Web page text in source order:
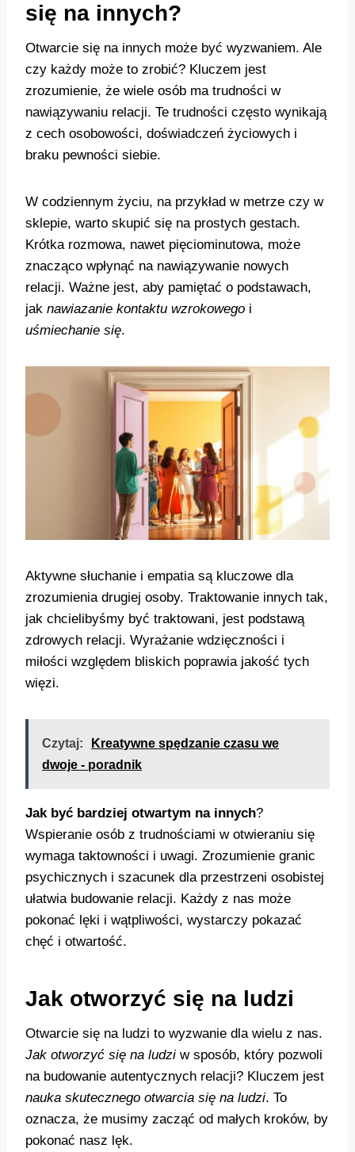
się na innych?
Otwarcie się na innych może być wyzwaniem. Ale
czy każdy może to zrobić? Kluczem jest
zrozumienie, że wiele osób ma trudności w
nawiązywaniu relacji. Te trudności często wynikają
z cech osobowości, doświadczeń życiowych i
braku pewności siebie.
W codziennym życiu, na przykład w metrze czy w
sklepie, warto skupić się na prostych gestach.
Krótka rozmowa, nawet pięciominutowa, może
znacząco wpłynąć na nawiązywanie nowych
relacji. Ważne jest, aby pamiętać o podstawach,
jak nawiazanie kontaktu wzrokowego i
uśmiechanie się.
Aktywne słuchanie i empatia są kluczowe dla
zrozumienia drugiej osoby. Traktowanie innych tak,
jak chcielibyśmy być traktowani, jest podstawą
zdrowych relacji. Wyrażanie wdzięczności i
miłości względem bliskich poprawia jakość tych
więzi.
Czytaj:
Kreatywne spędzanie czasu we
dwoje - poradnik
Jak być bardziej otwartym na innych?
Wspieranie osób z trudnościami w otwieraniu się
wymaga taktowności i uwagi. Zrozumienie granic
psychicznych i szacunek dla przestrzeni osobistej
ułatwia budowanie relacji. Każdy z nas może
pokonać lęki i wątpliwości, wystarczy pokazać
chęć i otwartość.
Jak otworzyć się na ludzi
Otwarcie się na ludzi to wyzwanie dla wielu z nas.
Jak otworzyć się na ludzi w sposób, który pozwoli
na budowanie autentycznych relacji? Kluczem jest
nauka skutecznego otwarcia się na ludzi. To
oznacza, że musimy zacząć od małych kroków, by
pokonać nasz lęk.